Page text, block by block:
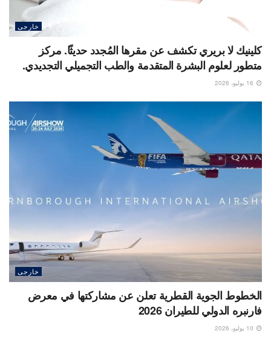
خارجى
كلينيك لا بريري تكشف عن مقرها المُجدد حديثًا. مركز
متطور لعلوم البشرة المتقدمة والطب التجميلي التجديدي.
خارجى
الخطوط الجوية القطرية تعلن عن مشاركتها في معرض
فارنبره الدولي للطيران 2026